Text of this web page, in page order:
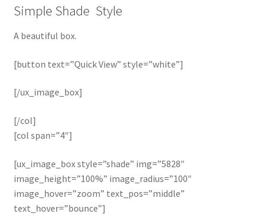
Simple Shade Style
A beautiful box.
[button text=”Quick View” style=”white”]
[/ux_image_box]
[/col]
[col span=”4″]
[ux_image_box style=”shade” img=”5828″
image_height=”100%” image_radius=”100″
image_hover=”zoom” text_pos=”middle”
text_hover=”bounce”]